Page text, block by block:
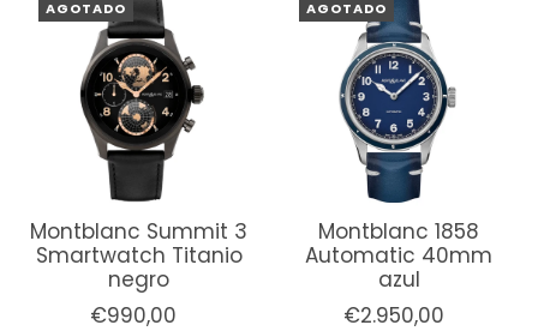
AGOTADO
Montblanc Summit 3
Smartwatch Titanio
negro
€990,00
AGOTADO
Montblanc 1858
Automatic 40mm
azul
€2.950,00